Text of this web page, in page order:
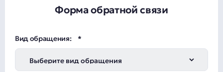
Форма обратной связи
Вид обращения: